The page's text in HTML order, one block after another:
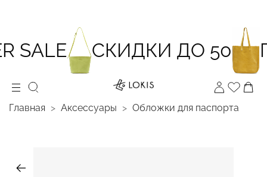
SALE СКИДКИ ДО 50
Главная Аксессуары Обложки для паспорта